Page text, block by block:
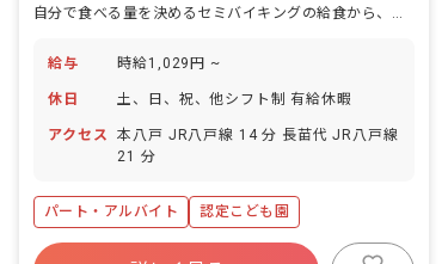
自分で食べる量を決めるセミバイキングの給食から、子どもの「自分で決める力」が育っていきます。
給与 時給1,029円 ~
休日 土、日、祝、他シフト制 有給休暇
アクセス
本八戸 JR八戸線 14 分 長苗代 JR八戸線
21 分
パート・アルバイト 認定こども園